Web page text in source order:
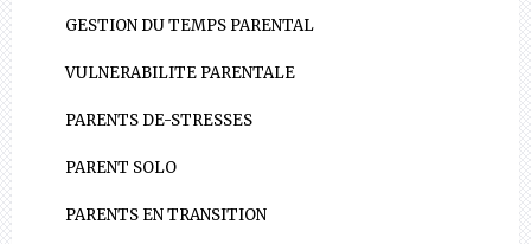
GESTION DU TEMPS PARENTAL
VULNERABILITE PARENTALE
PARENTS DE-STRESSES
PARENT SOLO
PARENTS EN TRANSITION